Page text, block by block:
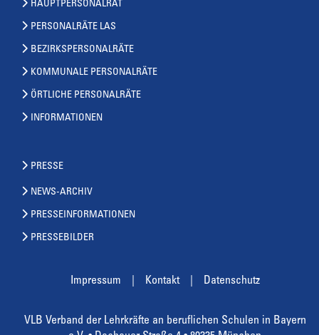
HAUPTPERSONALRAT
PERSONALRÄTE LAS
BEZIRKSPERSONALRÄTE
KOMMUNALE PERSONALRÄTE
ÖRTLICHE PERSONALRÄTE
INFORMATIONEN
PRESSE
NEWS-ARCHIV
PRESSEINFORMATIONEN
PRESSEBILDER
Impressum Kontakt Datenschutz
VLB Verband der Lehrkräfte an beruflichen Schulen in Bayern